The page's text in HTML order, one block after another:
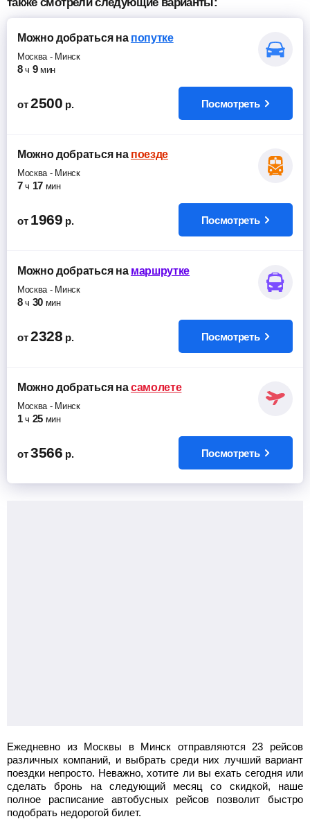
Можно добратьсяна попутке
Москва- Минск
8 ч 9 мин
от 2500 р. Посмотреть
Можно добратьсяна поезде
Москва- Минск
7 ч 17 мин
от 1969 р. Посмотреть
Можно добратьсяна маршрутке
Москва- Минск
8 ч 30 мин
от 2328 р. Посмотреть
Можно добратьсяна самолете
Москва- Минск
1 ч 25 мин
от 3566 р. Посмотреть
Ежедневно из Москвы в Минск отправляются 23 рейсов
различных компаний, и выбрать среди них лучший вариант
поездки непросто. Неважно, хотите ли вы ехать сегодня или
сделать бронь на следующий месяц со скидкой, наше
полное расписание автобусных рейсов позволит быстро
подобрать недорогой билет.